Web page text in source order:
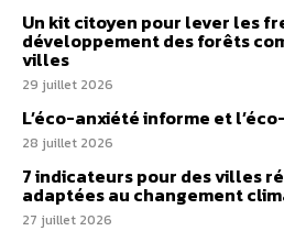
Un kit citoyen pour lever les
développement des forêts
villes
29 juillet 2026
L’éco-anxiété informe et
28 juillet 2026
7 indicateurs pour des villes
adaptées au changement
27 juillet 2026